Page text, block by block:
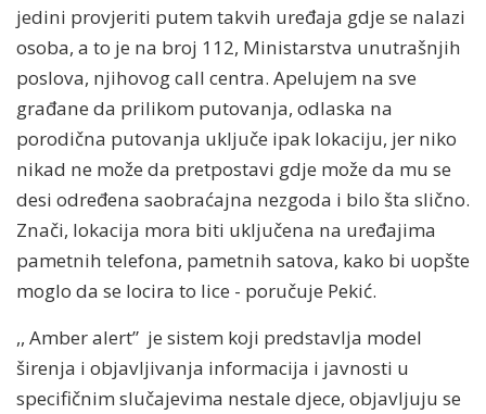
jedini provjeriti putem takvih uređaja gdje se nalazi
osoba, a to je na broj 112, Ministarstva unutrašnjih
poslova, njihovog call centra. Apelujem na sve
građane da prilikom putovanja, odlaska na
porodična putovanja uključe ipak lokaciju, jer niko
nikad ne može da pretpostavi gdje može da mu se
desi određena saobraćajna nezgoda i bilo šta slično.
Znači, lokacija mora biti uključena na uređajima
pametnih telefona, pametnih satova, kako bi uopšte
moglo da se locira to lice - poručuje Pekić.
,, Amber alert” je sistem koji predstavlja model
širenja i objavljivanja informacija i javnosti u
specifičnim slučajevima nestale djece, objavljuju se